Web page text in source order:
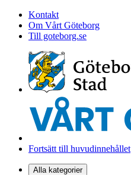
Kontakt
Om Vårt Göteborg
Till goteborg.se
Fortsätt till huvudinnehållet
Alla kategorier